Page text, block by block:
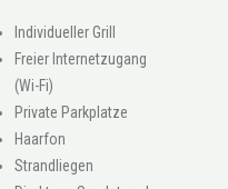
Individueller Grill
Freier Internetzugang
(Wi-Fi)
Private Parkplatze
Haarfon
Strandliegen